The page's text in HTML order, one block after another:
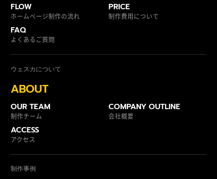
FLOW
ホームページ制作の流れ
PRICE
制作費用について
FAQ
よくあるご質問
ウェスカについて
ABOUT
OUR TEAM
制作チーム
COMPANY OUTLINE
会社概要
ACCESS
アクセス
制作事例